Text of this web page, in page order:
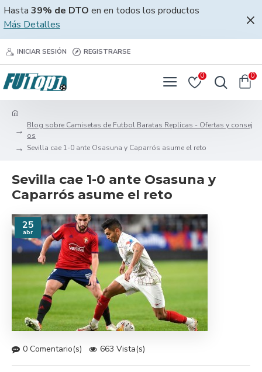
Hasta 39% de DTO en en todos los productos
Más Detalles
INICIAR SESIÓN REGISTRARSE
0 0
Blog sobre Camisetas de Futbol Baratas Replicas - Ofertas y consej
os
Sevilla cae 1-0 ante Osasuna y Caparrós asume el reto
Sevilla cae 1-0 ante Osasuna y
Caparrós asume el reto
25
abr
0 Comentario(s) 663 Vista(s)